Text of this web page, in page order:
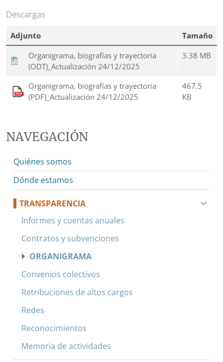
Descargas
Adjunto
Tamaño
Organigrama, biografías y trayectoria
(ODT)_Actualización 24/12/2025
3.38 MB
Organigrama, biografías y trayectoria
(PDF)_Actualización 24/12/2025
467.5
KB
NAVEGACIÓN
Quiénes somos
Dónde estamos
TRANSPARENCIA
Informes y cuentas anuales
Contratos y subvenciones
ORGANIGRAMA
Convenios colectivos
Retribuciones de altos cargos
Redes
Reconocimientos
Memoria de actividades